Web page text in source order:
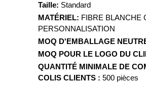
Taille: Standard
MATÉRIEL: FIBRE BLANCHE
PERSONNALISATION
MOQ D'EMBALLAGE
MOQ POUR LE LOGO DU
QUANTITÉ MINIMALE DE
COLIS CLIENTS : 500 pièces